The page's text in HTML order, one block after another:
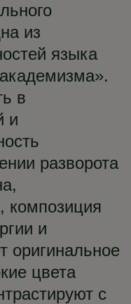
из
языка
в
и
разворота
композиция
и
оригинальное
цвета
с